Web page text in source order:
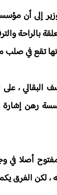
إلى أن
بالراحة
تقع في صلب
، على
رهن إشارة
أصلا في
لكن الفرق